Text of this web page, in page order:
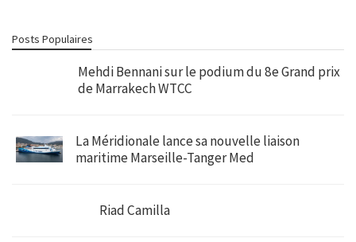
Posts Populaires
Mehdi Bennani sur le podium du 8e Grand prix
de Marrakech WTCC
La Méridionale lance sa nouvelle liaison
maritime Marseille-Tanger Med
Riad Camilla